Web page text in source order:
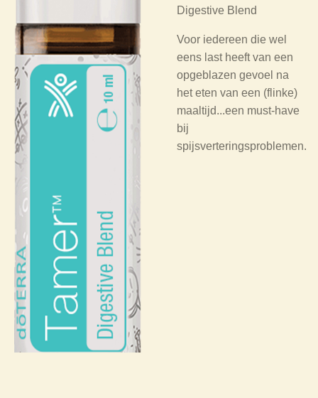
Digestive Blend
Voor iedereen die wel
eens last heeft van een
opgeblazen gevoel na
het eten van een (flinke)
maaltijd...een must-have
bij
spijsverteringsproblemen.